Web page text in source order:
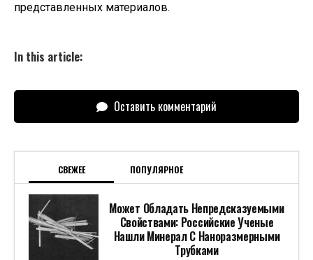
представленных материалов.
In this article:
Оставить комментарий
СВЕЖЕЕ ПОПУЛЯРНОЕ
Может Обладать Непредсказуемыми
Свойствами: Российские Ученые
Нашли Минерал С Наноразмерными
Трубками